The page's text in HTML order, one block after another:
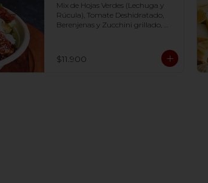
Mix de Hojas Verdes (Lechuga y
Rúcula), Tomate Deshidratado,
Berenjenas y Zucchini grillado,
aceto balsámico, mostaza y miel.-
$11.900